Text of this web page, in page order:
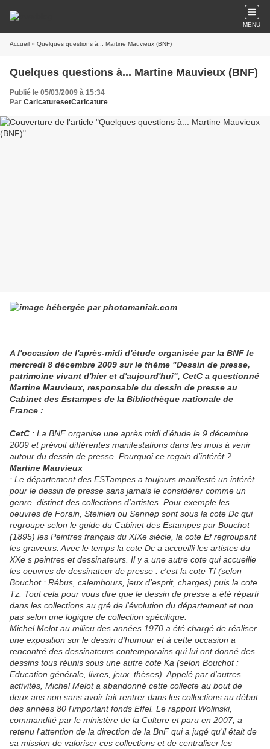
MENU
Accueil » Quelques questions à... Martine Mauvieux (BNF)
Quelques questions à... Martine Mauvieux (BNF)
Publié le 05/03/2009 à 15:34
Par CaricaturesetCaricature
A l'occasion de l'après-midi d'étude organisée par la BNF le
mercredi 8 décembre 2009 sur le thème "Dessin de presse,
patrimoine vivant d'hier et d'aujourd'hui", CetC a questionné
Martine Mauvieux, responsable du dessin de presse au
Cabinet des Estampes de la Bibliothèque nationale de
France :
CetC : La BNF organise une après midi d’étude le 9 décembre
2009 et prévoit différentes manifestations dans les mois à venir
autour du dessin de presse. Pourquoi ce regain d’intérêt ?
Martine Mauvieux
: Le département des ESTampes a toujours manifesté un intérêt
pour le dessin de presse sans jamais le considérer comme un
genre distinct des collections d'artistes. Pour exemple les
oeuvres de Forain, Steinlen ou Sennep sont sous la cote Dc qui
regroupe selon le guide du Cabinet des Estampes par Bouchot
(1895) les Peintres français du XIXe siècle, la cote Ef regroupant
les graveurs. Avec le temps la cote Dc a accueilli les artistes du
XXe s peintres et dessinateurs. Il y a une autre cote qui accueille
les oeuvres de dessinateur de presse : c'est la cote Tf (selon
Bouchot : Rébus, calembours, jeux d'esprit, charges) puis la cote
Tz. Tout cela pour vous dire que le dessin de presse a été réparti
dans les collections au gré de l'évolution du département et non
pas selon une logique de collection spécifique.
Michel Melot au milieu des années 1970 a été chargé de réaliser
une exposition sur le dessin d'humour et à cette occasion a
rencontré des dessinateurs contemporains qui lui ont donné des
dessins tous réunis sous une autre cote Ka (selon Bouchot :
Education générale, livres, jeux, thèses). Appelé par d'autres
activités, Michel Melot a abandonné cette collecte au bout de
deux ans non sans avoir fait rentrer dans les collections au début
des années 80 l'important fonds Effel. Le rapport Wolinski,
commandité par le ministère de la Culture et paru en 2007, a
retenu l'attention de la direction de la BnF qui a jugé qu'il était de
sa mission de valoriser ces collections et de centraliser les